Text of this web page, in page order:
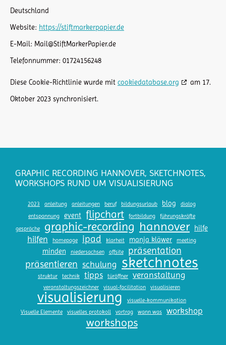
Deutschland
Website: https://stiftmarkerpapier.de
E-Mail: ed.reipaPrekraMtfitS@liaM
Telefonnummer: 01724156248
Diese Cookie-Richtlinie wurde mit cookiedatabase.org am 17.
Oktober 2023 synchronisiert.
GRAPHIC RECORDING HANNOVER, SKETCHNOTES,
WORKSHOPS RUND UM VISUALISIERUNG
2023 anleitung anleitungen beruf bildungsurlaub blog
dialog
entspannung
event flipchart fortbildung
führungskräfte
gespräche
graphic-recording hannover hilfe
hilfen homepage ipad klarheit manja kläwer meeting
minden niedersachsen offsite
präsentation
präsentieren schulung sketchnotes
struktur technik tipps türöffner veranstaltung
veranstaltungszeichner visual-facilitation visualisieren
visualisierung
visuelle-kommunikation
Visuelle Elemente
visuelles protokoll vortrag wann was workshop
workshops